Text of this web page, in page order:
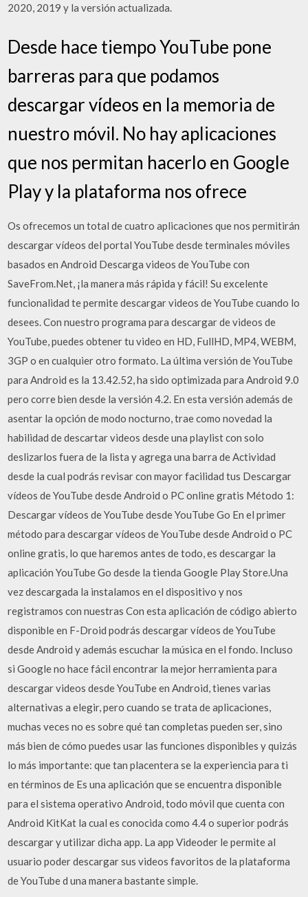
2020, 2019 y la versión actualizada.
Desde hace tiempo YouTube pone
barreras para que podamos
descargar vídeos en la memoria de
nuestro móvil. No hay aplicaciones
que nos permitan hacerlo en Google
Play y la plataforma nos ofrece
Os ofrecemos un total de cuatro aplicaciones que nos permitirán
descargar vídeos del portal YouTube desde terminales móviles
basados en Android Descarga videos de YouTube con
SaveFrom.Net, ¡la manera más rápida y fácil! Su excelente
funcionalidad te permite descargar videos de YouTube cuando lo
desees. Con nuestro programa para descargar de videos de
YouTube, puedes obtener tu video en HD, FullHD, MP4, WEBM,
3GP o en cualquier otro formato. La última versión de YouTube
para Android es la 13.42.52, ha sido optimizada para Android 9.0
pero corre bien desde la versión 4.2. En esta versión además de
asentar la opción de modo nocturno, trae como novedad la
habilidad de descartar videos desde una playlist con solo
deslizarlos fuera de la lista y agrega una barra de Actividad
desde la cual podrás revisar con mayor facilidad tus Descargar
vídeos de YouTube desde Android o PC online gratis Método 1:
Descargar vídeos de YouTube desde YouTube Go En el primer
método para descargar vídeos de YouTube desde Android o PC
online gratis, lo que haremos antes de todo, es descargar la
aplicación YouTube Go desde la tienda Google Play Store.Una
vez descargada la instalamos en el dispositivo y nos
registramos con nuestras Con esta aplicación de código abierto
disponible en F-Droid podrás descargar vídeos de YouTube
desde Android y además escuchar la música en el fondo. Incluso
si Google no hace fácil encontrar la mejor herramienta para
descargar videos desde YouTube en Android, tienes varias
alternativas a elegir, pero cuando se trata de aplicaciones,
muchas veces no es sobre qué tan completas pueden ser, sino
más bien de cómo puedes usar las funciones disponibles y quizás
lo más importante: que tan placentera se la experiencia para ti
en términos de Es una aplicación que se encuentra disponible
para el sistema operativo Android, todo móvil que cuenta con
Android KitKat la cual es conocida como 4.4 o superior podrás
descargar y utilizar dicha app. La app Videoder le permite al
usuario poder descargar sus videos favoritos de la plataforma
de YouTube d una manera bastante simple.